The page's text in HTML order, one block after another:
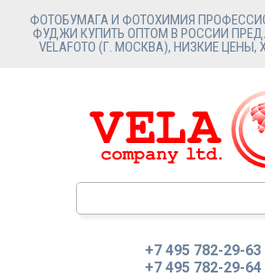
ФОТОБУМАГА И ФОТОХИМИЯ
ФУДЖИ КУПИТЬ ОПТОМ В РОССИИ
VELAFOTO (Г. МОСКВА), НИЗКИЕ
+7 495 782-29-63
+7 495 782-29-64